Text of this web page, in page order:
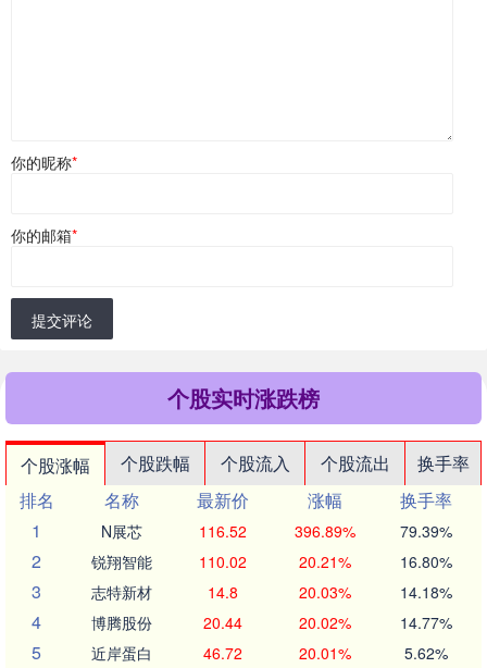
你的昵称*
你的邮箱*
提交评论
个股实时涨跌榜
个股涨幅 个股跌幅 个股流入 个股流出
换手率
排名
名称 最新价 涨幅
换手率
1
N展芯 116.52 396.89% 79.39%
2 锐翔智能 110.02 20.21% 16.80%
3 志特新材 14.8 20.03% 14.18%
4 博腾股份 20.44 20.02% 14.77%
5 近岸蛋白 46.72 20.01% 5.62%